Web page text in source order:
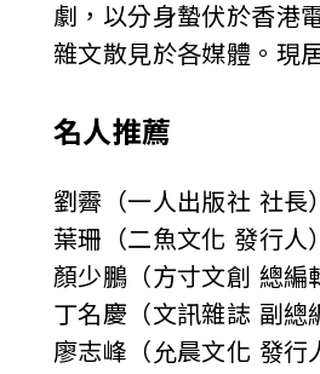
劇，以分身蟄伏於香港
雜文散見於各媒體。現
名人推薦
劉霽（一人出版社 社長）
葉珊（二魚文化 發行人）
顏少鵬（方寸文創 總編
丁名慶（文訊雜誌 副總
廖志峰（允晨文化 發行